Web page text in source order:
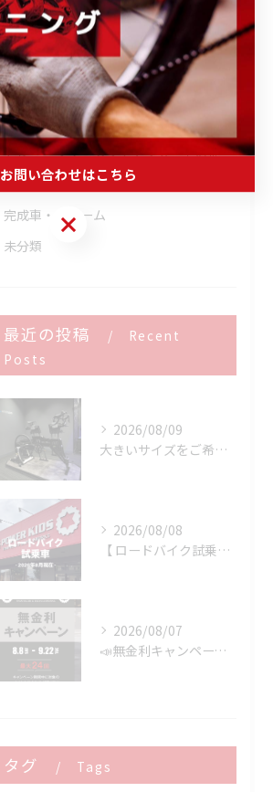
キャンペーン情報
商品・ブランド情報
取り扱いブランド
ウェア・ヘルメット・シューズ
トレーニング・メンテナンス・その他
ホイール・パーツ・アクセサリー
完成車・フレーム
未分類
最近の投稿
Recent
Posts
2026/08/09
大きいサイズをご希望のお客様へ
2026/08/08
【 ロードバイク試乗車 】※2026年8月現在
2026/08/07
📣無金利キャンペーン開催決定‼️
タグ Tags
お問い合わせはこちら
お問い合わせはこちら